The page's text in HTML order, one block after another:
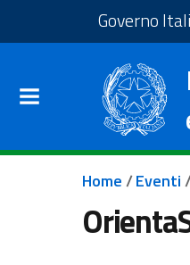
Salta al contenuto principale
Governo
Home/Eventi